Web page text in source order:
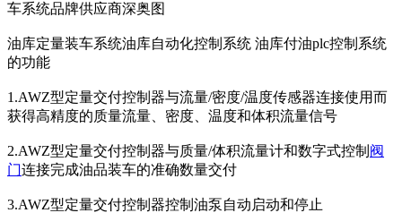
车系统品牌供应商深奥图
油库定量装车系统油库自动化控制系统 油库付油plc控制系统
的功能
1.AWZ型定量交付控制器与流量/密度/温度传感器连接使用而
获得高精度的质量流量、密度、温度和体积流量信号
2.AWZ型定量交付控制器与质量/体积流量计和数字式控制 阀
门连接完成油品装车的准确数量交付
3.AWZ型定量交付控制器控制油泵自动启动和停止